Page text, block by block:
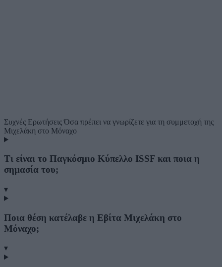
Συχνές ΕρωτήσειςΌσα πρέπει να γνωρίζετε για τη συμμετοχή της
Μιχελάκη στο Μόναχο
Τι είναι το Παγκόσμιο Κύπελλο ISSF και ποια η
σημασία του;
▾
Ποια θέση κατέλαβε η Εβίτα Μιχελάκη στο
Μόναχο;
▾